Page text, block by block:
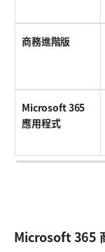
商務進階版
Microsoft 365
應用程式
Microsoft 365